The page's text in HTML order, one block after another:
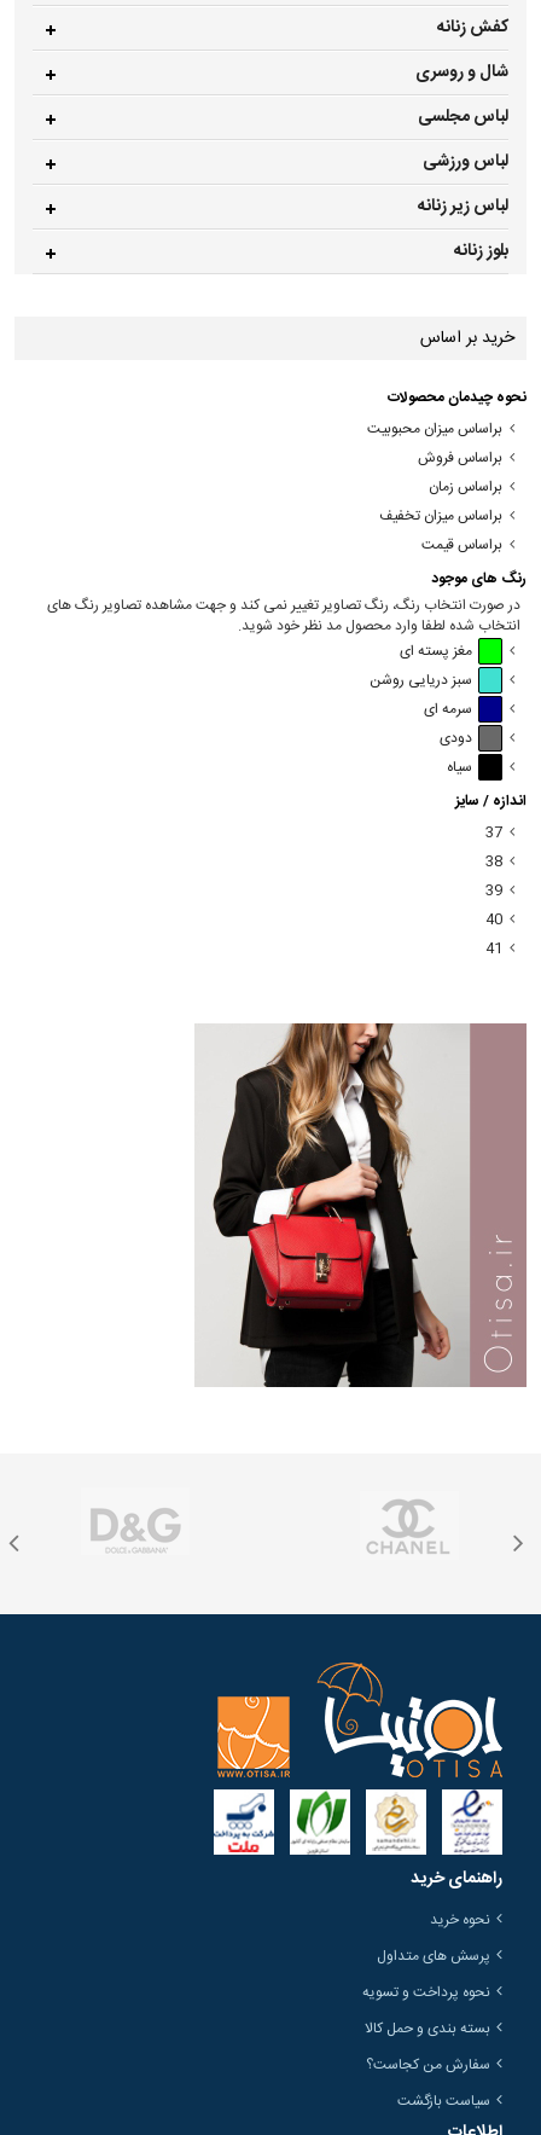
کفش زنانه
شال و روسری
لباس مجلسی
لباس ورزشی
لباس زیر زنانه
بلوز زنانه
خرید بر اساس
نحوه چیدمان محصولات
براساس میزان محبوبیت
براساس فروش
براساس زمان
براساس میزان تخفیف
براساس قیمت
رنگ های موجود
در صورت انتخاب رنگ، رنگ تصاویر تغییر نمی کند و جهت مشاهده تصاویر رنگ های
انتخاب شده لطفا وارد محصول مد نظر خود شوید.
مغز پسته ای
سبز دریایی روشن
سرمه ای
دودی
سیاه
اندازه / سایز
37
38
39
40
41
راهنمای خرید
نحوه خرید
پرسش های متداول
نحوه پرداخت و تسویه
بسته بندی و حمل کالا
سفارش من کجاست؟
سیاست بازگشت